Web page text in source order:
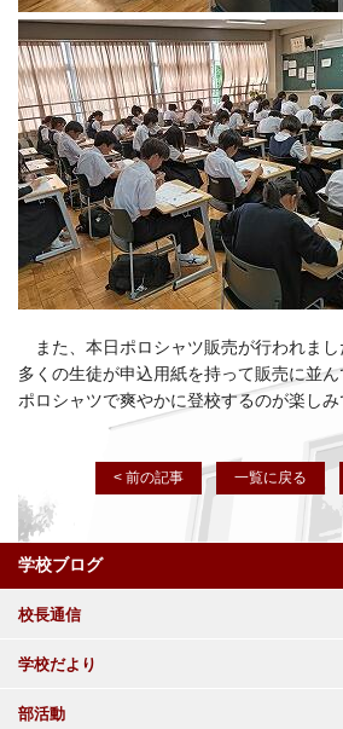
また、本日ポロシャツ販売が行われまし
多くの生徒が申込用紙を持って販売に並ん
ポロシャツで爽やかに登校するのが楽しみ
< 前の記事 一覧に戻る
学校ブログ
校長通信
学校だより
部活動